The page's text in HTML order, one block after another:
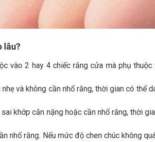
lâu?
vào 2 hay 4 chiếc răng cửa mà phụ
nhẹ và không cần nhổ răng, thời gian có thể
khớp cắn nặng hoặc cần nhổ răng, thời
nhổ răng. Nếu mức độ chen chúc không